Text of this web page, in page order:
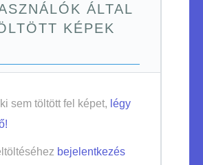
ÁLTAL
KÉPEK
sem töltött fel képet, légy
bejelentkezés